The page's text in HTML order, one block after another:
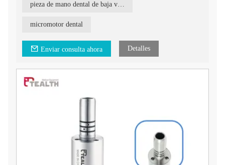
1. Cabeza de trofeo, potente
3. Tamaño del motor: Φ22*L71mm
4. Voltaje: 24 V CC
pieza de mano dental de baja velocidad
micromotor dental
Enviar consulta ahora Detalles